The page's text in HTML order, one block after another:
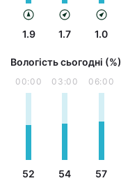
1.9 1.7 1.0
Вологість сьогодні (%)
00:00
52
03:00
54
06:00
57